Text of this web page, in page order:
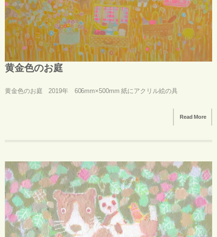
黄金色のお庭
黄金色のお庭 2019年 606mm×500mm 紙にアクリル絵の具
Read More